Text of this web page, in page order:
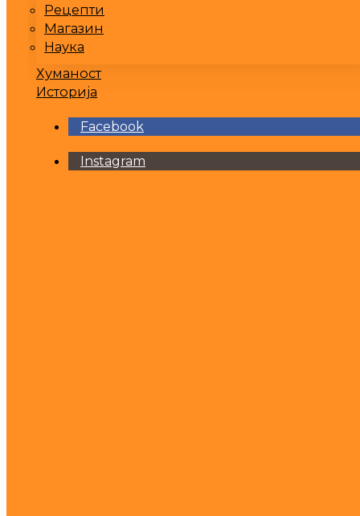
Рецепти
Магазин
Наука
Хуманост
Историја
Facebook
Instagram